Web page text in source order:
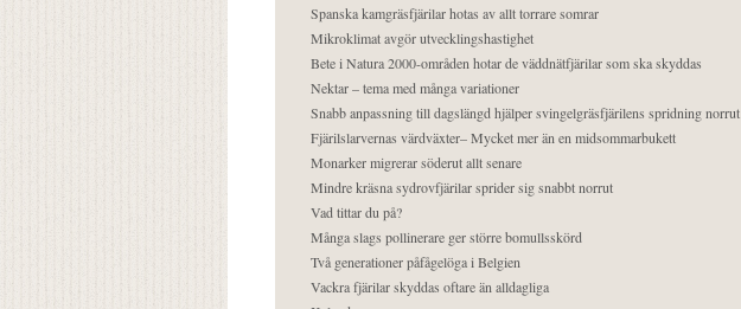
Spanska kamgräsfjärilar hotas av allt torrare somrar
Mikroklimat avgör utvecklingshastighet
Bete i Natura 2000-områden hotar de väddnätfjärilar som ska skyddas
Nektar – tema med många variationer
Snabb anpassning till dagslängd hjälper svingelgräsfjärilens spridning norrut
Fjärilslarvernas värdväxter– Mycket mer än en midsommarbukett
Monarker migrerar söderut allt senare
Mindre kräsna sydrovfjärilar sprider sig snabbt norrut
Vad tittar du på?
Många slags pollinerare ger större bomullsskörd
Två generationer påfågelöga i Belgien
Vackra fjärilar skyddas oftare än alldagliga